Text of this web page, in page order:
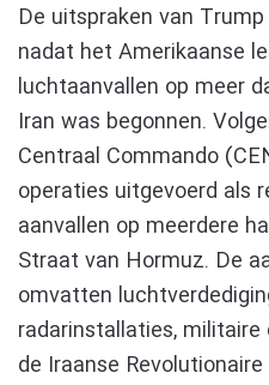
De uitspraken van
nadat het Amerikaanse
luchtaanvallen op meer
Iran was begonnen.
Centraal Commando
operaties uitgevoerd als
aanvallen op meerdere
Straat van Hormuz. De
omvatten
radarinstallaties,
de Iraanse Revolutionaire